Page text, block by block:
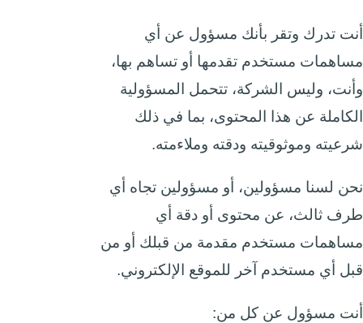
أنت تدرك وتقر بأنك مسؤول عن أي
مساهمات مستخدم تقدمها أو تساهم بها،
وأنت، وليس الشركة، تتحمل المسؤولية
الكاملة عن هذا المحتوى، بما في ذلك
شرعيته وموثوقيته ودقته وملاءمته.
نحن لسنا مسؤولين، أو مسؤولين تجاه أي
طرف ثالث، عن محتوى أو دقة أي
مساهمات مستخدم مقدمة من قبلك أو من
قبل أي مستخدم آخر للموقع الإلكتروني.
أنت مسؤول عن كل من: